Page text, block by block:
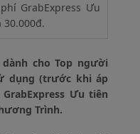
GrabExpress Ưu
30.000đ.
cho Top người
dụng (trước khi áp
Ưu tiên
Trình.